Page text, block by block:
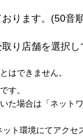
ります。(50音
り店舗を選択し
はできません。
す。
た場合は「ネット
ト環境にてアク